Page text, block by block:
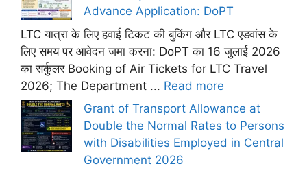
Advance Application: DoPT
LTC यात्रा के लिए हवाई टिकट की बुकिंग और LTC एडवांस के
लिए समय पर आवेदन जमा करना: DoPT का 16 जुलाई 2026
का सर्कुलर Booking of Air Tickets for LTC Travel
2026; The Department ... Read more
Grant of Transport Allowance at
Double the Normal Rates to Persons
with Disabilities Employed in Central
Government 2026